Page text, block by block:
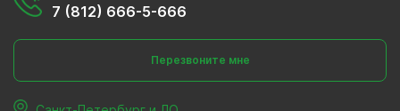
7 (812) 666-5-666
Перезвоните мне